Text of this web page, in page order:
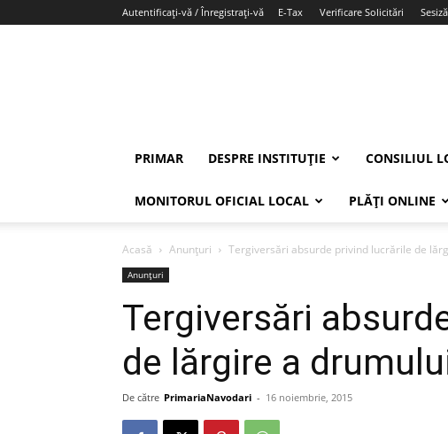
Autentificați-vă / Înregistrați-vă E-Tax Verificare Solicitări
PRIMAR DESPRE INSTITUȚIE CONSILIUL
MONITORUL OFICIAL LOCAL PLĂȚI ONLINE
Acasă Anunțuri Tergiversări absurde privind lucrările de
Anunțuri
Tergiversări
de lărgire a
De către PrimariaNavodari - 16 noiembrie, 2015